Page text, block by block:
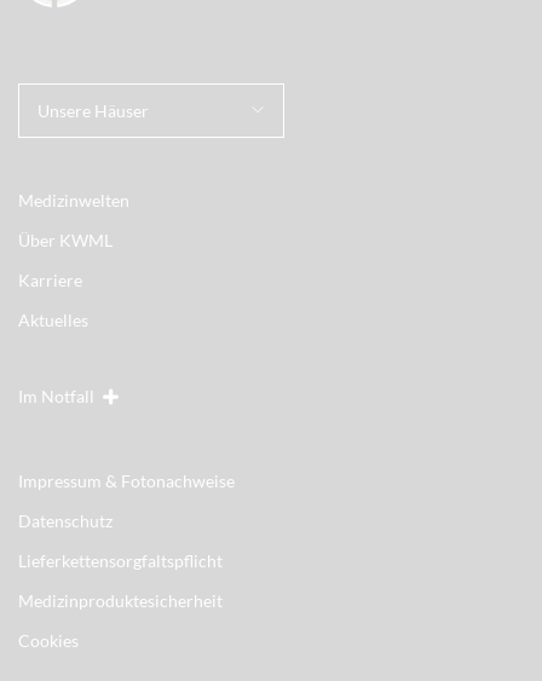
Unsere Häuser
Medizinwelten
Über KWML
Karriere
Aktuelles
Im Notfall
Impressum & Fotonachweise
Datenschutz
Lieferkettensorgfaltspflicht
Medizinproduktesicherheit
Cookies